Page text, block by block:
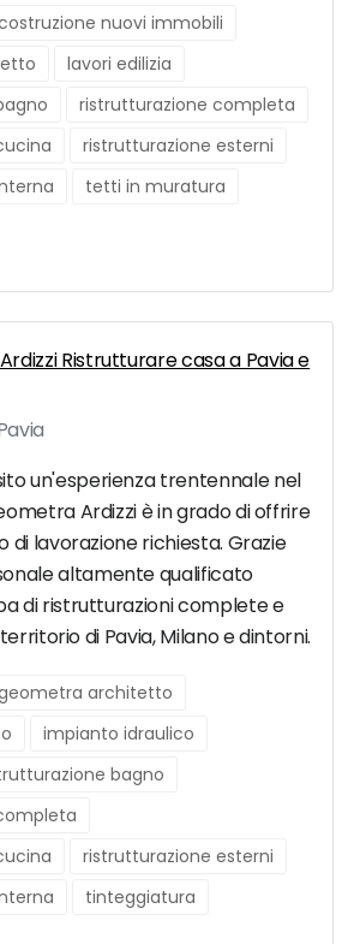
nuovi immobili
lavori edilizia
ristrutturazione completa
ristrutturazione esterni
tetti in muratura
Ristrutturare casa a Pavia e
un'esperienza trentennale nel
Ardizzi è in grado di offrire
di lavorazione richiesta. Grazie
altamente qualificato
di ristrutturazioni complete e
di Pavia, Milano e dintorni.
architetto
impianto idraulico
bagno
ristrutturazione esterni
tinteggiatura